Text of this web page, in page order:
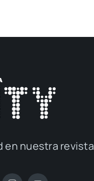
en nues­tra revis­ta